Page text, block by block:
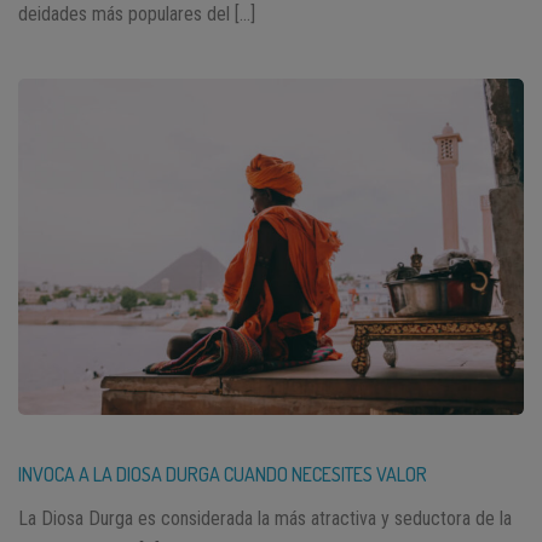
deidades más populares del […]
INVOCA A LA DIOSA DURGA CUANDO NECESITES VALOR
La Diosa Durga es considerada la más atractiva y seductora de la